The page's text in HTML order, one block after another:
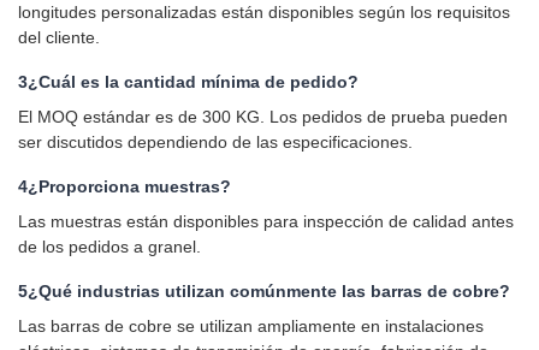
longitudes personalizadas están disponibles según los requisitos
del cliente.
3¿Cuál es la cantidad mínima de pedido?
El MOQ estándar es de 300 KG. Los pedidos de prueba pueden
ser discutidos dependiendo de las especificaciones.
4¿Proporciona muestras?
Las muestras están disponibles para inspección de calidad antes
de los pedidos a granel.
5¿Qué industrias utilizan comúnmente las barras de cobre?
Las barras de cobre se utilizan ampliamente en instalaciones